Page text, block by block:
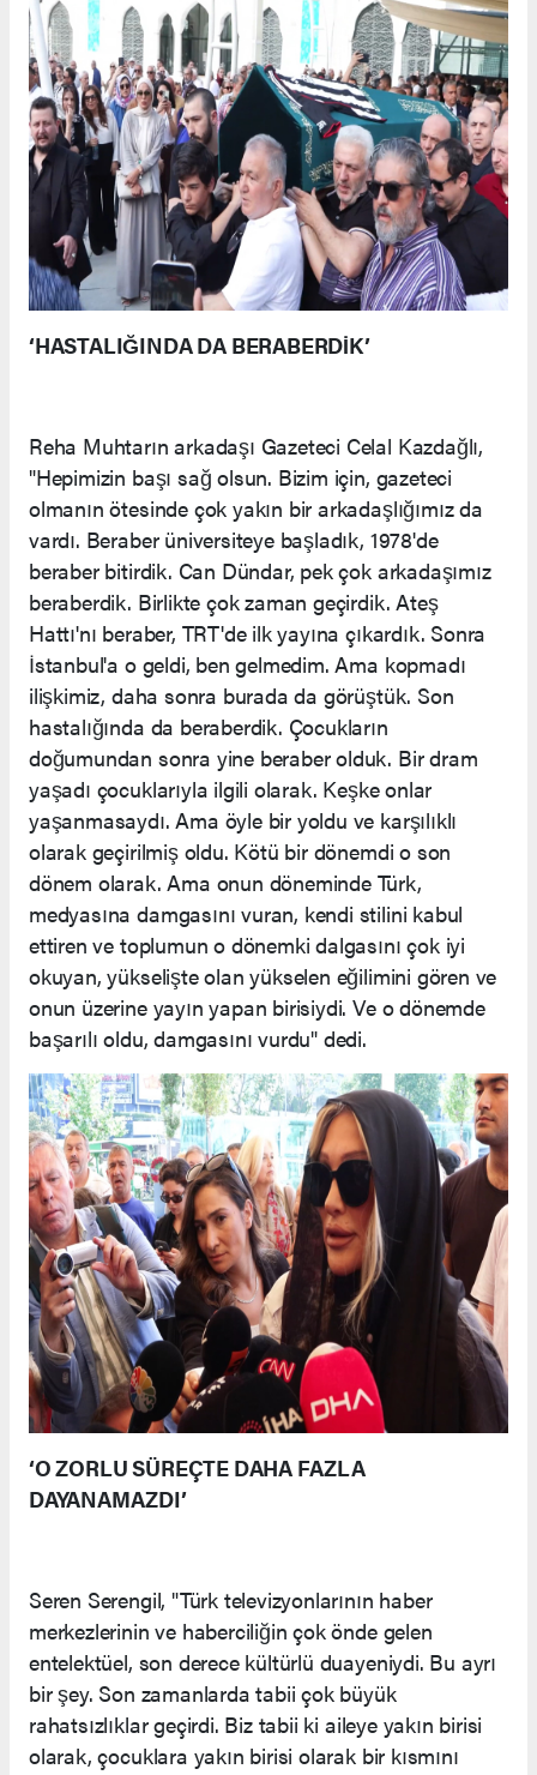
‘HASTALIĞINDA DA BERABERDİK’
Reha Muhtarın arkadaşı Gazeteci Celal Kazdağlı,
"Hepimizin başı sağ olsun. Bizim için, gazeteci
olmanın ötesinde çok yakın bir arkadaşlığımız da
vardı. Beraber üniversiteye başladık, 1978'de
beraber bitirdik. Can Dündar, pek çok arkadaşımız
beraberdik. Birlikte çok zaman geçirdik. Ateş
Hattı'nı beraber, TRT'de ilk yayına çıkardık. Sonra
İstanbul'a o geldi, ben gelmedim. Ama kopmadı
ilişkimiz, daha sonra burada da görüştük. Son
hastalığında da beraberdik. Çocukların
doğumundan sonra yine beraber olduk. Bir dram
yaşadı çocuklarıyla ilgili olarak. Keşke onlar
yaşanmasaydı. Ama öyle bir yoldu ve karşılıklı
olarak geçirilmiş oldu. Kötü bir dönemdi o son
dönem olarak. Ama onun döneminde Türk,
medyasına damgasını vuran, kendi stilini kabul
ettiren ve toplumun o dönemki dalgasını çok iyi
okuyan, yükselişte olan yükselen eğilimini gören ve
onun üzerine yayın yapan birisiydi. Ve o dönemde
başarılı oldu, damgasını vurdu" dedi.
‘O ZORLU SÜREÇTE DAHA FAZLA
DAYANAMAZDI’
Seren Serengil, "Türk televizyonlarının haber
merkezlerinin ve haberciliğin çok önde gelen
entelektüel, son derece kültürlü duayeniydi. Bu ayrı
bir şey. Son zamanlarda tabii çok büyük
rahatsızlıklar geçirdi. Biz tabii ki aileye yakın birisi
olarak, çocuklara yakın birisi olarak bir kısmını